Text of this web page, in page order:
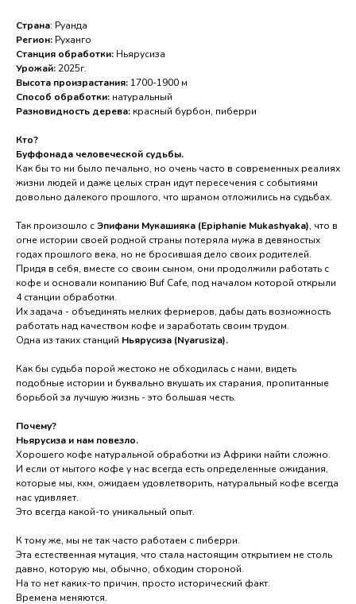
Страна: Руанда
Регион: Руханго
Станция обработки: Ньярусиза
Урожай:2025г.
Высота произрастания: 1700-1900 м
Способ обработки: натуральный
Разновидность дерева: красный бурбон, пиберри
Кто?
Буффонада человеческой судьбы.
Как бы то ни было печально, но очень часто в современных реалиях
жизни людей и даже целых стран идут пересечения с событиями
довольно далекого прошлого, что шрамом отложились на судьбах.
Так произошло сЭпифани Мукашияка (Epiphanie Mukashyaka), что в
огне истории своей родной страны потеряла мужа в девяностых
годах прошлого века, но не бросившая дело своих родителей.
Придя в себя, вместе со своим сыном, они продолжили работать с
кофе и основали компанию Buf Cafe, под началом которой открыли
4 станции обработки.
Их задача - объединять мелких фермеров, дабы дать возможность
работать над качеством кофе и заработать своим трудом.
Одна из таких станций Ньярусиза (Nyarusiza).
Как бы судьба порой жестоко не обходилась с нами, видеть
подобные истории и буквально вкушать их старания, пропитанные
борьбой за лучшую жизнь - это большая честь.
Почему?
Ньярусиза и нам повезло.
Хорошего кофе натуральной обработки из Африки найти сложно.
И если от мытого кофе у нас всегда есть определенные ожидания,
которые мы, кхм, ожидаем удовлетворить, натуральный кофе всегда
нас удивляет.
Это всегда какой-то уникальный опыт.
К тому же, мы не так часто работаем с пиберри.
Эта естественная мутация, что стала настоящим открытием не столь
давно, которую мы, обычно, обходим стороной.
На то нет каких-то причин, просто исторический факт.
Времена меняются.